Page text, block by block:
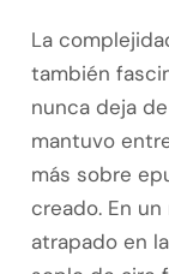
La
también
nunca deja
mantuvo
más sobre
creado. En
atrapado en